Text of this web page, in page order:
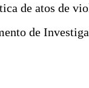
de atos de
de